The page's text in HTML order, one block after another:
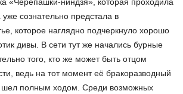
уже сознательно предстала в
которое наглядно подчеркнуло хорошо
дивы. В сети тут же начались бурные
того, кто же может быть отцом
ведь на тот момент её бракоразводный
шел полным ходом. Среди возможных